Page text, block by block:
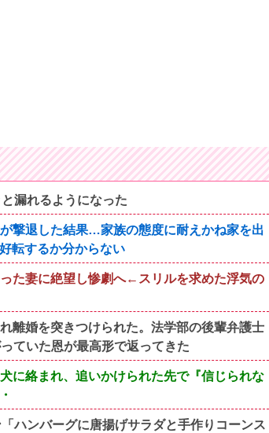
漏れるようになった
撃退した結果…家族の態度に耐えかね家を出
転するか分からない
た妻に絶望し惨劇へ←スリルを求めた浮気の
離婚を突きつけられた。法学部の後輩弁護士
ていた恩が最高形で返ってきた
に絡まれ、追いかけられた先で『信じられな
ハンバーグに唐揚げサラダと手作りコーンス